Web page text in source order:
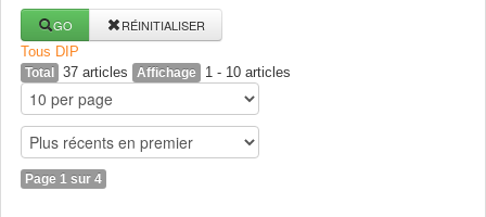
GO RÉINITIALISER
Tous D P
Total 37 articles Affichage 1 - 10 articles
Page 1 sur 4